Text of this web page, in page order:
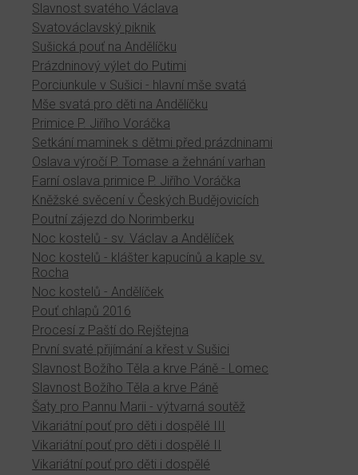
Slavnost svatého Václava
Svatováclavský piknik
Sušická pouť na Andělíčku
Prázdninový výlet do Putimi
Porciunkule v Sušici - hlavní mše svatá
Mše svatá pro děti na Andělíčku
Primice P. Jiřího Voráčka
Setkání maminek s dětmi před prázdninami
Oslava výročí P. Tomase a žehnání varhan
Farní oslava primice P. Jiřího Voráčka
Kněžské svěcení v Českých Budějovicích
Poutní zájezd do Norimberku
Noc kostelů - sv. Václav a Andělíček
Noc kostelů - klášter kapucínů a kaple sv.
Rocha
Noc kostelů - Andělíček
Pouť chlapů 2016
Procesí z Paští do Rejštejna
První svaté přijímání a křest v Sušici
Slavnost Božího Těla a krve Páně - Lomec
Slavnost Božího Těla a krve Páně
Šaty pro Pannu Marii - výtvarná soutěž
Vikariátní pouť pro děti i dospělé III
Vikariátní pouť pro děti i dospělé II
Vikariátní pouť pro děti i dospělé